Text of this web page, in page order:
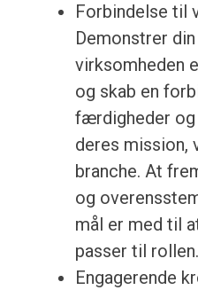
Forbindelse til
Demonstrer
virksomheden
og skab en
færdigheder og
deres mission,
branche. At
og
mål er med til
passer til rollen.
Engagerende